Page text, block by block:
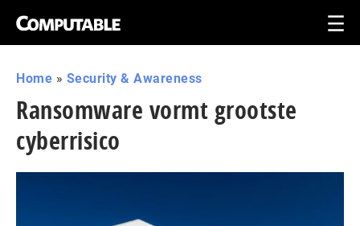
Home » Security & Awareness
Ransomware vormt grootste
cyberrisico